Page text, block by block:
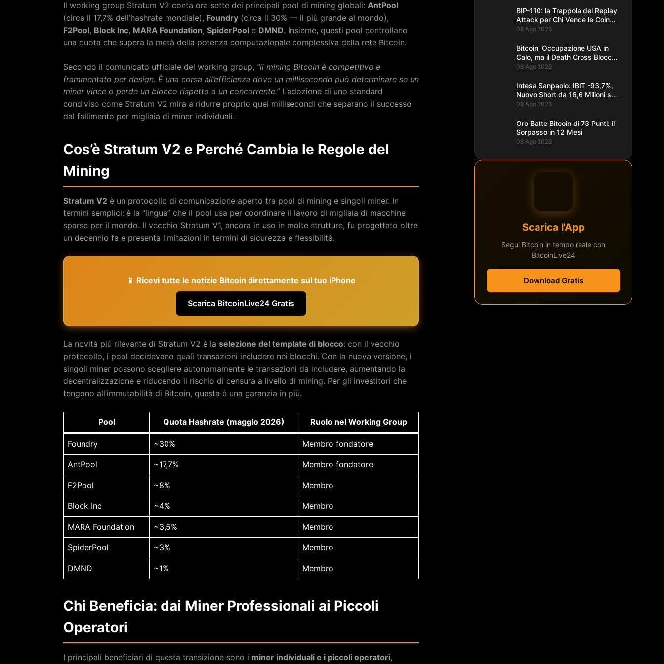
Il working group Stratum V2 conta ora sette dei principali pool di mining globali: AntPool
(circa il 17,7% dell’hashrate mondiale), Foundry (circa il 30% — il più grande al mondo),
F2Pool, Block Inc, MARA Foundation, SpiderPool e DMND. Insieme, questi pool controllano
una quota che supera la metà della potenza computazionale complessiva della rete Bitcoin.
Secondo il comunicato ufficiale del working group, “il mining Bitcoin è competitivo e
frammentato per design. È una corsa all’efficienza dove un millisecondo può determinare se un
miner vince o perde un blocco rispetto a un concorrente.”L’adozione di uno standard
condiviso come Stratum V2 mira a ridurre proprio quei millisecondi che separano il successo
dal fallimento per migliaia di miner individuali.
Cos’è Stratum V2 e Perché Cambia le Regole del
Mining
Stratum V2 è un protocollo di comunicazione aperto tra pool di mining e singoli miner. In
termini semplici: è la “lingua” che il pool usa per coordinare il lavoro di migliaia di macchine
sparse per il mondo. Il vecchio Stratum V1, ancora in uso in molte strutture, fu progettato oltre
un decennio fa e presenta limitazioni in termini di sicurezza e flessibilità.
📱 Ricevi tutte le notizie Bitcoin direttamente sul tuo iPhone
Scarica BitcoinLive24 Gratis
La novità più rilevante di Stratum V2 è la selezione del template di blocco: con il vecchio
protocollo, i pool decidevano quali transazioni includere nei blocchi. Con la nuova versione, i
singoli miner possono scegliere autonomamente le transazioni da includere, aumentando la
decentralizzazione e riducendo il rischio di censura a livello di mining. Per gli investitori che
tengono all’immutabilità di Bitcoin, questa è una garanzia in più.
Pool Quota Hashrate (maggio 2026) Ruolo nel Working Group
Foundry ~30% Membro fondatore
AntPool ~17,7% Membro fondatore
F2Pool ~8% Membro
Block Inc ~4% Membro
MARA Foundation ~3,5% Membro
SpiderPool ~3% Membro
DMND ~1% Membro
Chi Beneficia: dai Miner Professionali ai Piccoli
Operatori
I principali beneficiari di questa transizione sono i miner individuali e i piccoli operatori,
BIP-110: la Trappola del Replay
Attack per Chi Vende le Coin
del Fork
08 Ago 2026
Bitcoin: Occupazione USA in
Calo, ma il Death Cross Blocca
il Rally
08 Ago 2026
Intesa Sanpaolo: IBIT -93,7%,
Nuovo Short da 16,6 Milioni su
Bitcoin
08 Ago 2026
Oro Batte Bitcoin di 73 Punti: il
Sorpasso in 12 Mesi
08 Ago 2026
Scarica l'App
Segui Bitcoin in tempo reale con
BitcoinLive24
Download Gratis